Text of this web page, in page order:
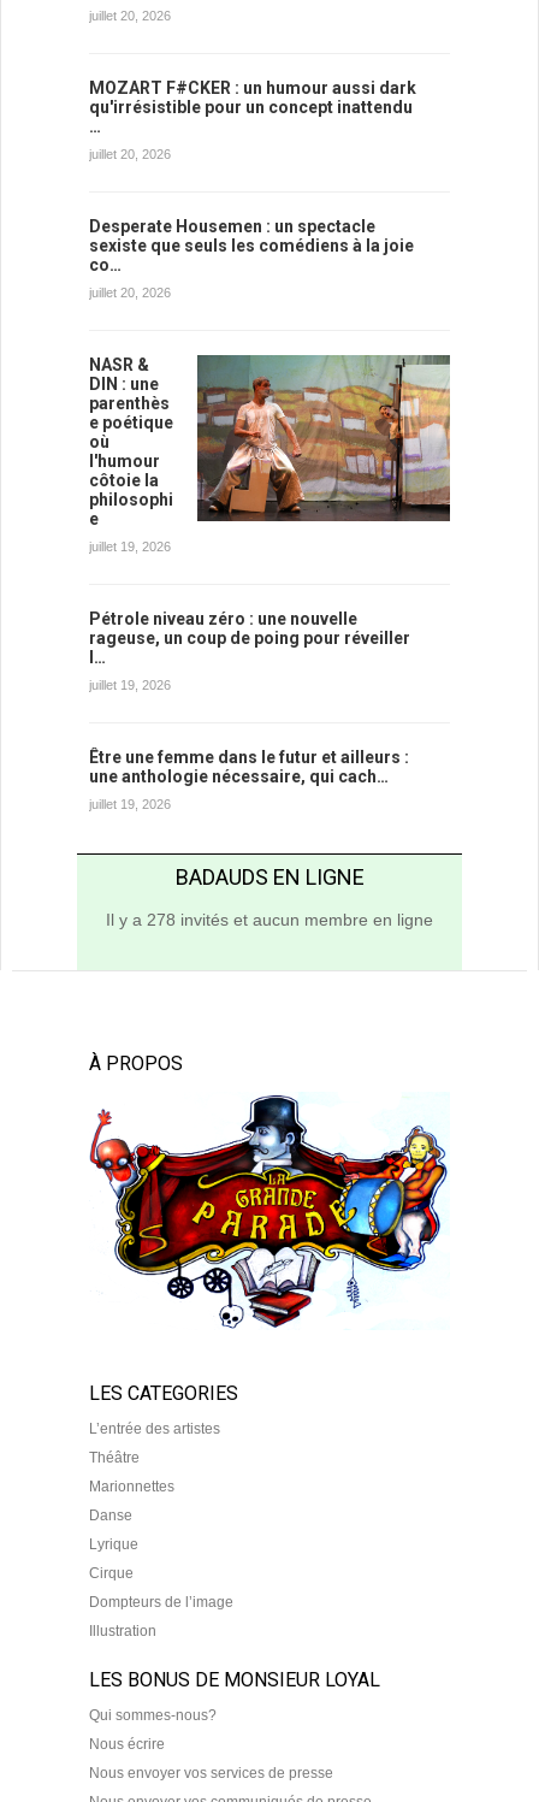
juillet 20, 2026
MOZART F#CKER : un humour aussi dark
qu'irrésistible pour un concept inattendu
…
juillet 20, 2026
Desperate Housemen : un spectacle
sexiste que seuls les comédiens à la joie
co…
juillet 20, 2026
NASR &
DIN : une
parenthès
e poétique
où
l'humour
côtoie la
philosophi
e
juillet 19, 2026
Pétrole niveau zéro : une nouvelle
rageuse, un coup de poing pour réveiller
l…
juillet 19, 2026
Être une femme dans le futur et ailleurs :
une anthologie nécessaire, qui cach…
juillet 19, 2026
BADAUDS EN LIGNE
Il y a 278 invités et aucun membre en ligne
À PROPOS
LES CATEGORIES
L’entrée des artistes
Théâtre
Marionnettes
Danse
Lyrique
Cirque
Dompteurs de l’image
Illustration
LES BONUS DE MONSIEUR LOYAL
Qui sommes-nous?
Nous écrire
Nous envoyer vos services de presse